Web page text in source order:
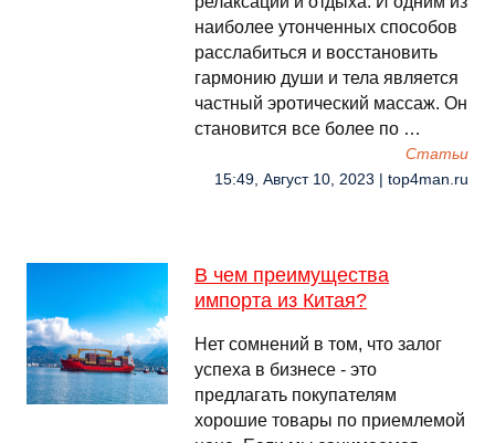
наиболее утонченных способов
расслабиться и восстановить
гармонию души и тела является
частный эротический массаж. Он
становится все более по …
Cтатьи
15:49, Август 10, 2023 | top4man.ru
В чем преимущества
импорта из Китая?
Нет сомнений в том, что залог
успеха в бизнесе - это
предлагать покупателям
хорошие товары по приемлемой